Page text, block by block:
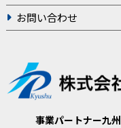
お問い合わせ
事業パートナー九州